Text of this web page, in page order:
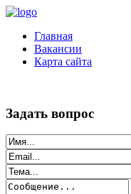
Главная
Вакансии
Карта сайта
Задать вопрос